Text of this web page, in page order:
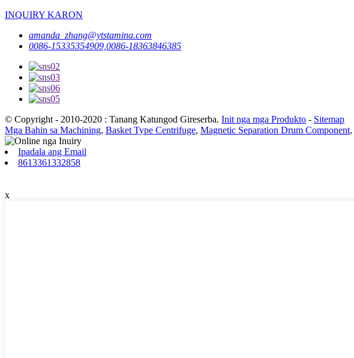
INQUIRY KARON
amanda_zhang@ytstamina.com
0086-15335354909,0086-18363846385
© Copyright - 2010-2020 : Tanang Katungod Gireserba. Init nga mga Produkto - Sitemap
Mga Bahin sa Machining, Basket Type Centrifuge, Magnetic Separation Drum Component,
Ipadala ang Email
8613361332858
x